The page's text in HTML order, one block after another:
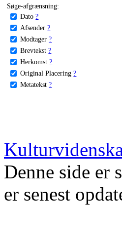
Søge-afgrænsning:
Dato ?
Afsender ?
Modtager ?
Brevtekst ?
Herkomst ?
Original Placering ?
Metatekst ?
Denne side er
er senest